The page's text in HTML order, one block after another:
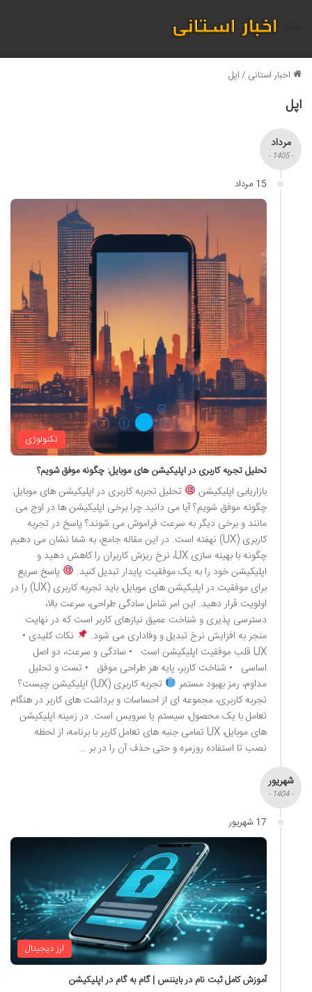
منو
اخبار استانی /اپل
اپل
مرداد
- 1405 -
15 مرداد
تکنولوژی
تحلیل تجربه کاربری در اپلیکیشن های موبایل: چگونه موفق شویم؟
بازاریابی اپلیکیشن
تحلیل تجربه کاربری در اپلیکیشن های موبایل:
چگونه موفق شویم؟ آیا می دانید چرا برخی اپلیکیشن ها در اوج می
مانند و برخی دیگر به سرعت فراموش می شوند؟ پاسخ در تجربه
کاربری (UX) نهفته است. در این مقاله جامع، به شما نشان می دهیم
چگونه با بهینه سازی UX، نرخ ریزش کاربران را کاهش دهید و
اپلیکیشن خود را به یک موفقیت پایدار تبدیل کنید.
پاسخ سریع
برای موفقیت در اپلیکیشن های موبایل، باید تجربه کاربری (UX) را در
اولویت قرار دهید. این امر شامل سادگی طراحی، سرعت بالا،
دسترسی پذیری و شناخت عمیق نیازهای کاربر است که در نهایت
منجر به افزایش نرخ تبدیل و وفاداری می شود.
نکات کلیدی •
UX قلب موفقیت اپلیکیشن است • سادگی و سرعت، دو اصل
اساسی • شناخت کاربر، پایه هر طراحی موفق • تست و تحلیل
مداوم، رمز بهبود مستمر
تجربه کاربری (UX) اپلیکیشن چیست؟
تجربه کاربری، مجموعه ای از احساسات و برداشت های کاربر در هنگام
تعامل با یک محصول، سیستم یا سرویس است. در زمینه اپلیکیشن
های موبایل، UX تمامی جنبه های تعامل کاربر با برنامه، از لحظه
نصب تا استفاده روزمره و حتی حذف آن را در بر …
شهریور
- 1404 -
17 شهریور
ارز دیجیتال
آموزش کامل ثبت نام در بایننس | گام به گام در اپلیکیشن